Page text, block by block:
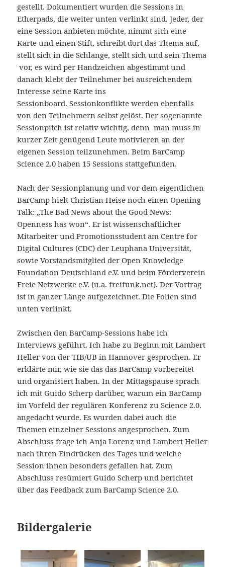
gestellt. Dokumentiert wurden die Sessions in
Etherpads, die weiter unten verlinkt sind. Jeder, der
eine Session anbieten möchte, nimmt sich eine
Karte und einen Stift, schreibt dort das Thema auf,
stellt sich in die Schlange, stellt sich und sein Thema
vor, es wird per Handzeichen abgestimmt und
danach klebt der Teilnehmer bei ausreichendem
Interesse seine Karte ins
Sessionboard. Sessionkonflikte werden ebenfalls
von den Teilnehmern selbst gelöst.Der sogenannte
Sessionpitch ist relativ wichtig, denn man muss in
kurzer Zeit genügend Leute motivieren an der
eigenen Session teilzunehmen. Beim BarCamp
Science 2.0 haben 15 Sessions stattgefunden.
Nach der Sessionplanung und vor dem eigentlichen
BarCamp hielt Christian Heise noch einen Opening
Talk: „The Bad News about the Good News:
Openness has won“.Er ist wissenschaftlicher
Mitarbeiter und Promotionsstudent am Centre for
Digital Cultures (CDC) der Leuphana Universität,
sowie Vorstandsmitglied der Open Knowledge
Foundation Deutschland e.V. und beim Förderverein
Freie Netzwerke e.V. (u.a. freifunk.net). Der Vortrag
ist in ganzer Länge aufgezeichnet. Die Folien sind
unten verlinkt.
Zwischen den BarCamp-Sessions habe ich
Interviews geführt. Ich habe zu Beginn mit Lambert
Heller von der TIB/UB in Hannover gesprochen. Er
erklärte mir, wie sie das das BarCamp vorbereitet
und organisiert haben. In der Mittagspause sprach
ich mit Guido Scherp darüber, warum ein BarCamp
im Vorfeld der regulären Konferenz zu Science 2.0.
angedacht wurde. Es wurden dabei auch die
Themen einzelner Sessions angesprochen. Zum
Abschluss frage ich Anja Lorenz und Lambert Heller
nach ihren Eindrücken des Tages und welche
Session ihnen besonders gefallen hat. Zum
Abschluss resümiert Guido Scherp und berichtet
über das Feedback zum BarCamp Science 2.0.
Bildergalerie